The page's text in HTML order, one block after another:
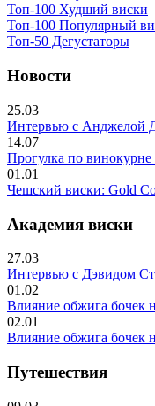
Топ-100 Худший виски
Топ-100 Популярный
Топ-50 Дегустаторы
Новости
25.03
Интервью с Анджелой
14.07
Прогулка по винокурне
01.01
Чешский виски: Gold
Академия виски
27.03
Интервью с Дэвидом
01.02
Влияние обжига бочек
02.01
Влияние обжига бочек
Путешествия